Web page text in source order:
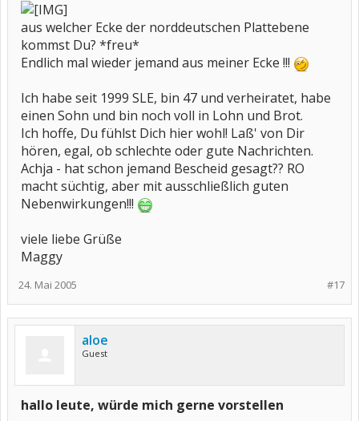
aus welcher Ecke der norddeutschen Plattebene
kommst Du? *freu*
Endlich mal wieder jemand aus meiner Ecke !!!
Ich habe seit 1999 SLE, bin 47 und verheiratet, habe
einen Sohn und bin noch voll in Lohn und Brot.
Ich hoffe, Du fühlst Dich hier wohl! Laß' von Dir
hören, egal, ob schlechte oder gute Nachrichten.
Achja - hat schon jemand Bescheid gesagt?? RO
macht süchtig, aber mit ausschließlich guten
Nebenwirkungen!!!
viele liebe Grüße
Maggy
#17
24. Mai 2005
aloe
Guest
hallo leute, würde mich gerne vorstellen